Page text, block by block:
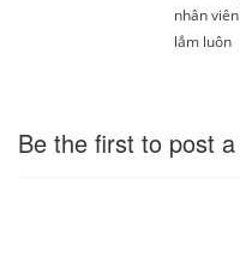
nhân
lắm luôn
Be the first to post